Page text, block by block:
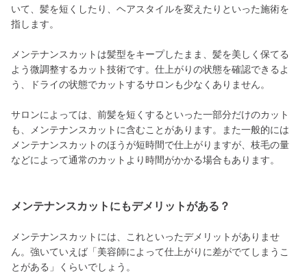
いて、髪を短くしたり、ヘアスタイルを変えたりといった施術を
指します。
メンテナンスカットは髪型をキープしたまま、髪を美しく保てる
よう微調整するカット技術です。仕上がりの状態を確認できるよ
う、ドライの状態でカットするサロンも少なくありません。
サロンによっては、前髪を短くするといった一部分だけのカット
も、メンテナンスカットに含むことがあります。また一般的には
メンテナンスカットのほうが短時間で仕上がりますが、枝毛の量
などによって通常のカットより時間がかかる場合もあります。
メンテナンスカットにもデメリットがある？
メンテナンスカットには、これといったデメリットがありませ
ん。強いていえば「美容師によって仕上がりに差がでてしまうこ
とがある」くらいでしょう。